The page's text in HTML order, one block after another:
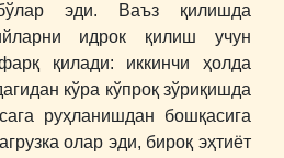
эди. Ваъз қилишда
идрок қилиш учун
қилади: иккинчи ҳолда
кўра кўпроқ зўриқишда
руҳланишдан бошқасига
олар эди, бироқ эҳтиёт